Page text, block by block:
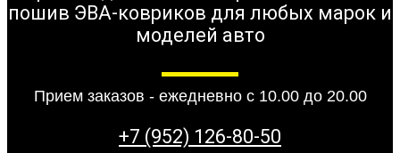
пошив ЭВА-ковриков для любых марок и
моделей авто
Прием заказов - ежедневно с 10.00 до 20.00
+7 (952) 126-80-50